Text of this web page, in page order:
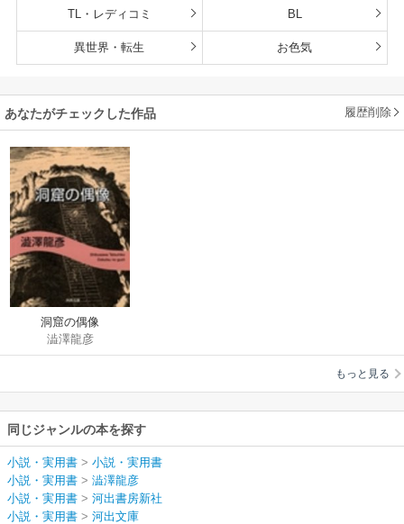
TL・レディコミ BL
異世界・転生 お色気
あなたがチェックした作品 履歴削除
洞窟の偶像
澁澤龍彦
もっと見る
同じジャンルの本を探す
小説・実用書 > 小説・実用書
小説・実用書 > 澁澤龍彦
小説・実用書 > 河出書房新社
小説・実用書 > 河出文庫